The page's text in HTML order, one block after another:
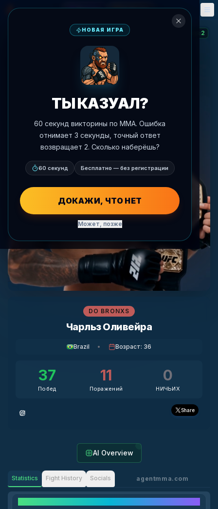
🎮 Фэнтези 📅 События
:2
DO BRONXS
Чарльз Оливейра
Brazil • Возраст: 36
37
Побед
11
Поражений
0
НИЧЬИХ
Share
AI Overview
Statistics Fight History Socials agentmma.com
НОВАЯ ИГРА
ТЫ КАЗУАЛ?
60 секунд викторины по MMA. Ошибка
отнимает 3 секунды, точный ответ
возвращает 2. Сколько наберёшь?
60 секунд Бесплатно — без регистрации
ДОКАЖИ, ЧТО НЕТ
Может, позже